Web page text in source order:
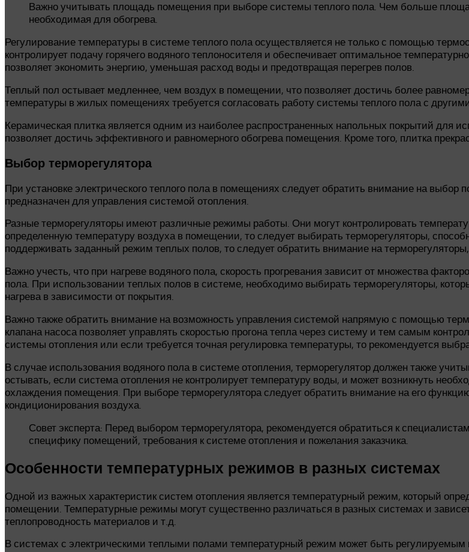
Важно учитывать площадь помещения при выборе системы теплого пола. Чем больше
необходимая для обогрева.
Регулирование температуры в системе теплого пола осуществляется не только с помощью
контролирует подачу горячего водяного теплоносителя и обеспечивает оптимальное
позволяет экономить энергию, уменьшая расход воды и предотвращая перегрев полов.
Теплый пол остывает медленнее, чем воздух в помещении, что позволяет достичь более
температуры в жилых помещениях требуется согласовать работу системы теплого пола с
Керамическая плитка является одним из наиболее распространенных напольных покрытий для
позволяет достичь эффективного и равномерного обогрева помещения. Кроме того, плитка
Выбор терморегулятора
При установке электрического теплого пола в помещениях следует обратить внимание на выбор
предназначен для управления системой отопления.
Разные терморегуляторы имеют различные режимы работы. Они могут контролировать
определенную температуру воздуха в помещении, то следует выбирать терморегуляторы,
поддерживать заданный режим теплых полов, то следует обратить внимание на
Важно учесть, что при нагреве водяного пола, скорость прогревания зависит от множества
пола. При использовании теплых полов в системе, необходимо выбирать терморегуляторы,
нагрева в зависимости от покрытия.
Важно также обратить внимание на возможность управления системой напрямую с помощью
клапана насоса позволяет управлять скоростью прогона тепла через систему и тем самым
системы отопления или если требуется точная регулировка температуры, то рекомендуется
В случае использования водяного пола в системе отопления, терморегулятор должен также
остывать, если система отопления не контролирует температуру воды, и может возникнуть
охлаждения помещения. При выборе терморегулятора следует обратить внимание на его
кондиционирования воздуха.
Совет эксперта: Перед выбором терморегулятора, рекомендуется обратиться к
специфику помещений, требования к системе отопления и пожелания заказчика.
Особенности температурных режимов в разных системах
Одной из важных характеристик систем отопления является температурный режим, который
помещении. Температурные режимы могут существенно различаться в разных системах и
теплопроводность материалов и т.д.
В системах с электрическими теплыми полами температурный режим может быть